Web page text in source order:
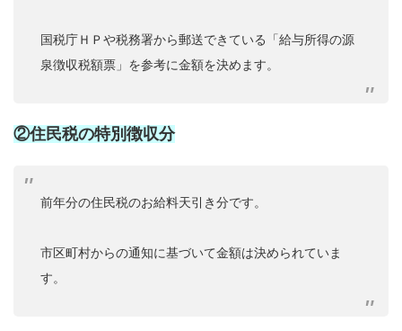
国税庁ＨＰや税務署から郵送できている「給与所得の源
泉徴収税額票」を参考に金額を決めます。
②住民税の特別徴収分
前年分の住民税のお給料天引き分です。
市区町村からの通知に基づいて金額は決められていま
す。